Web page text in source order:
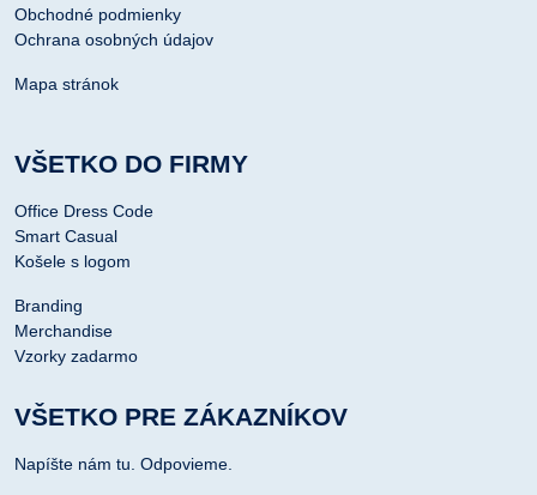
Obchodné podmienky
Ochrana osobných údajov
Mapa stránok
VŠETKO DO FIRMY
Office Dress Code
Smart Casual
Košele s logom
Branding
Merchandise
Vzorky zadarmo
VŠETKO PRE ZÁKAZNÍKOV
Napíšte nám tu. Odpovieme.